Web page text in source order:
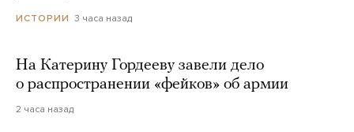
ИСТОРИИ 3 часа назад
На Катерину Гордееву завели дело
о распространении «фейков» об армии
2 часа назад